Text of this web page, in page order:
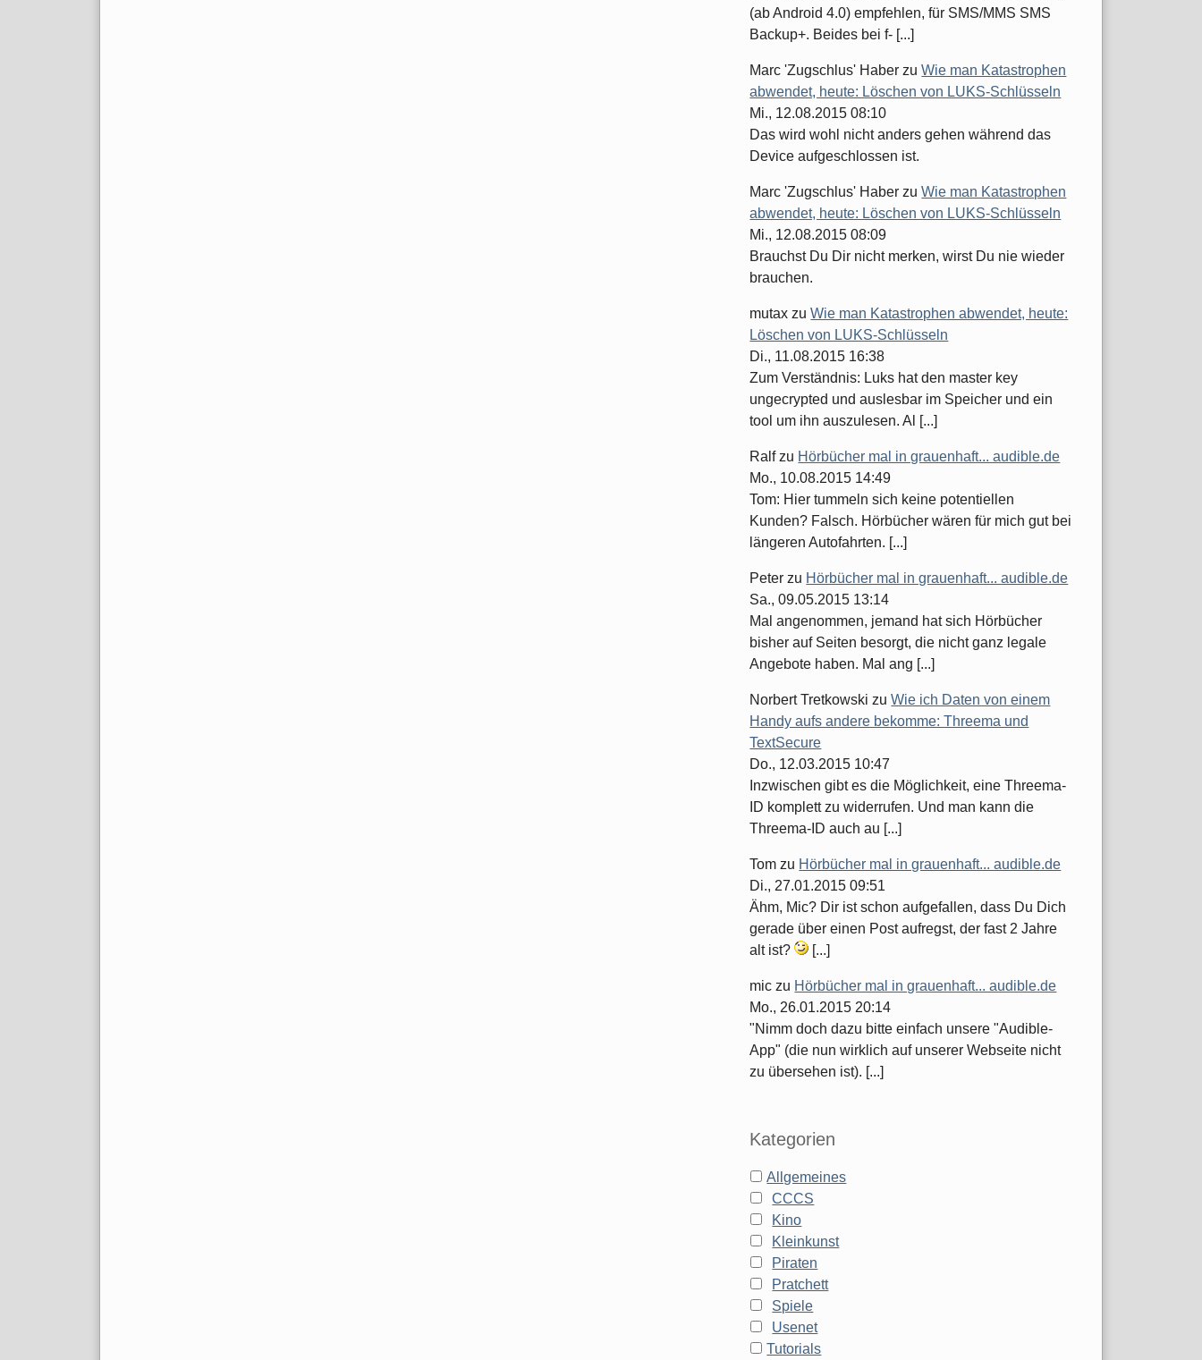
(ab Android 4.0) empfehlen, für SMS/MMS SMS
Backup+. Beides bei f- [...]
Marc 'Zugschlus' Haber zuWie man Katastrophen
abwendet, heute: Löschen von LUKS-Schlüsseln
Mi., 12.08.2015 08:10
Das wird wohl nicht anders gehen während das
Device aufgeschlossen ist.
Marc 'Zugschlus' Haber zuWie man Katastrophen
abwendet, heute: Löschen von LUKS-Schlüsseln
Mi., 12.08.2015 08:09
Brauchst Du Dir nicht merken, wirst Du nie wieder
brauchen.
mutax zuWie man Katastrophen abwendet, heute:
Löschen von LUKS-Schlüsseln
Di., 11.08.2015 16:38
Zum Verständnis: Luks hat den master key
ungecrypted und auslesbar im Speicher und ein
tool um ihn auszulesen. Al [...]
Ralfzu Hörbücher mal in grauenhaft... audible.de
Mo., 10.08.2015 14:49
Tom: Hier tummeln sich keine potentiellen
Kunden? Falsch. Hörbücher wären für mich gut bei
längeren Autofahrten. [...]
Peter zu Hörbücher mal in grauenhaft... audible.de
Sa., 09.05.2015 13:14
Mal angenommen, jemand hat sich Hörbücher
bisher auf Seiten besorgt, die nicht ganz legale
Angebote haben. Mal ang [...]
Norbert Tretkowski zuWie ich Daten von einem
Handy aufs andere bekomme: Threema und
TextSecure
Do., 12.03.2015 10:47
Inzwischen gibt es die Möglichkeit, eine Threema-
ID komplett zu widerrufen. Und man kann die
Threema-ID auch au [...]
Tom zu Hörbücher mal in grauenhaft... audible.de
Di., 27.01.2015 09:51
Ähm, Mic? Dir ist schon aufgefallen, dass Du Dich
gerade über einen Post aufregst, der fast 2 Jahre
alt ist?
[...]
mic zu Hörbücher mal in grauenhaft... audible.de
Mo., 26.01.2015 20:14
"Nimm doch dazu bitte einfach unsere "Audible-
App" (die nun wirklich auf unserer Webseite nicht
zu übersehen ist). [...]
Kategorien
Allgemeines
CCCS
Kino
Kleinkunst
Piraten
Pratchett
Spiele
Usenet
Tutorials